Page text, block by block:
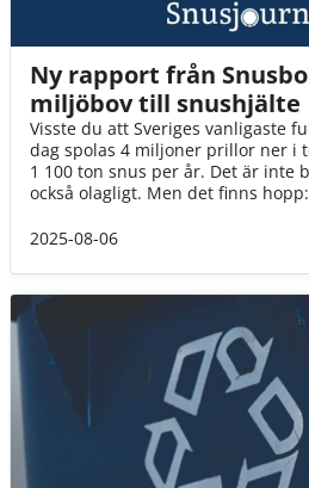
Ny rapport från
miljöbov till snushjälte
Visste du att Sveriges vanligaste
dag spolas 4 miljoner prillor ner i
1 100 ton snus per år. Det är inte
också olagligt. Men det finns
ändra sitt beteende. Och varje
2025-08-06